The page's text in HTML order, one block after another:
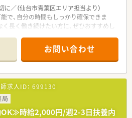
／（仙台市青葉区エリア担当より）
で、自分の時間もしっかり確保できま
長く働き続けたい方に、ぜひおすすめし
＊
ついて】
に位置しており、近隣にある整形外科や
1日130枚から140枚の処方箋を受け付け
みのある店舗となっており、広々とした
座りながら心身ともにリラックスして過
お問い合わせ
求人ID： 699130
OK≫時給2,000円/週2-3日扶養内